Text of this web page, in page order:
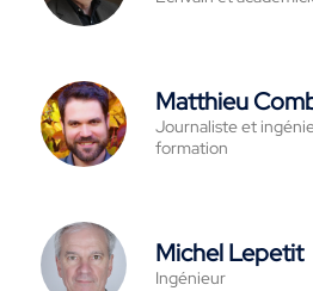
Matthieu
Journaliste et
formation
Michel Lepetit
Ingénieur